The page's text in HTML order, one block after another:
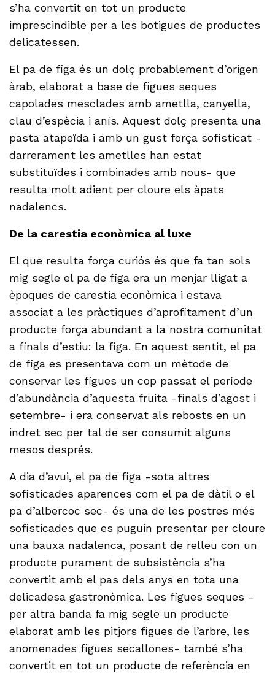
s’ha convertit en tot un producte
imprescindible per a les botigues de productes
delicatessen.
El pa de figa és un dolç probablement d’origen
àrab, elaborat a base de figues seques
capolades mesclades amb ametlla, canyella,
clau d’espècia i anís. Aquest dolç presenta una
pasta atapeïda i amb un gust força sofisticat -
darrerament les ametlles han estat
substituïdes i combinades amb nous- que
resulta molt adient per cloure els àpats
nadalencs.
De la carestia econòmica al luxe
El que resulta força curiós és que fa tan sols
mig segle el pa de figa era un menjar lligat a
èpoques de carestia econòmica i estava
associat a les pràctiques d’aprofitament d’un
producte força abundant a la nostra comunitat
a finals d’estiu: la figa. En aquest sentit, el pa
de figa es presentava com un mètode de
conservar les figues un cop passat el període
d’abundància d’aquesta fruita -finals d’agost i
setembre- i era conservat als rebosts en un
indret sec per tal de ser consumit alguns
mesos després.
A dia d’avui, el pa de figa -sota altres
sofisticades aparences com el pa de dàtil o el
pa d’albercoc sec- és una de les postres més
sofisticades que es puguin presentar per cloure
una bauxa nadalenca, posant de relleu con un
producte purament de subsistència s’ha
convertit amb el pas dels anys en tota una
delicadesa gastronòmica. Les figues seques -
per altra banda fa mig segle un producte
elaborat amb les pitjors figues de l’arbre, les
anomenades figues secallones- també s’ha
convertit en tot un producte de referència en